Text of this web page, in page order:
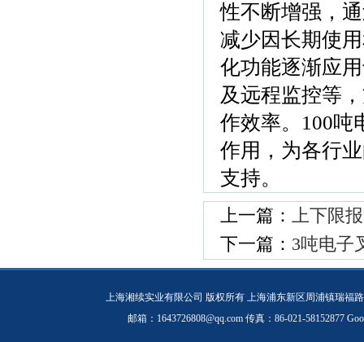
性不断增强，
减少因长期使
化功能逐渐应
及远程监控等
作效率。100吨
作用，为各行
支持。
上一篇： 上下限
下一篇： 3吨电子
上海湘续实业有限公司 版权所有 上海浦东新区周浦镇瑞福
邮箱：1643726808@qq.com 传真：86-021-58152877